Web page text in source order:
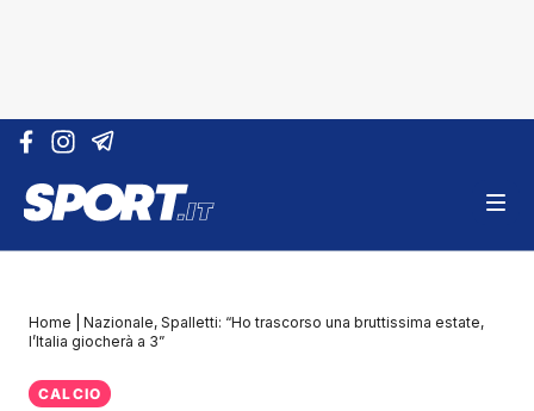
Vai al contenuto
Home
Nazionale, Spalletti: “Ho trascorso una bruttissima estate,
l’Italia giocherà a 3”
CALCIO